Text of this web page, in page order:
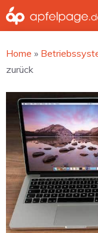
Zum
Inhalt
Home »
zurück